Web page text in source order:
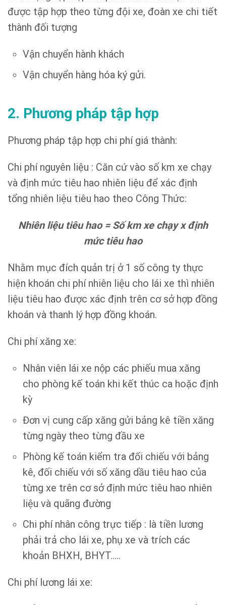
được tập hợp theo từng đội xe, đoàn xe chi tiết
thành đối tượng
Vận chuyển hành khách
Vận chuyển hàng hóa ký gửi.
2. Phương pháp tập hợp
Phương pháp tập hợp chi phí giá thành:
Chi phí nguyên liệu : Căn cứ vào số km xe chạy
và định mức tiêu hao nhiên liệu để xác định
tổng nhiên liệu tiêu hao theo Công Thức:
Nhiên liệu tiêu hao = Số km xe chạy x định
mức tiêu hao
Nhằm mục đích quản trị ở 1 số công ty thực
hiện khoán chi phí nhiên liệu cho lái xe thì nhiên
liệu tiêu hao được xác định trên cơ sở hợp đồng
khoán và thanh lý hợp đồng khoán.
Chi phí xăng xe:
Nhân viên lái xe nộp các phiếu mua xăng
cho phòng kế toán khi kết thúc ca hoặc định
kỳ
Đơn vị cung cấp xăng gửi bảng kê tiền xăng
từng ngày theo từng đầu xe
Phòng kế toán kiểm tra đối chiếu với bảng
kê, đối chiếu với số xăng dầu tiêu hao của
từng xe trên cơ sở định mức tiêu hao nhiên
liệu và quãng đường
Chi phí nhân công trực tiếp : là tiền lương
phải trả cho lái xe, phụ xe và trích các
khoản BHXH, BHYT…..
Chi phí lương lái xe: